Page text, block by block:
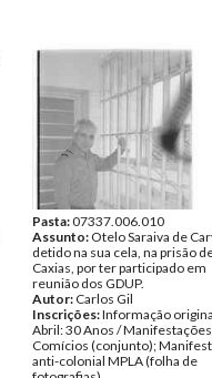
Pasta:07337.006.010
Assunto: Otelo Saraiva de
detido na sua cela, na prisão
Caxias, por ter participado em
reunião dos GDUP.
Autor: Carlos Gil
Inscrições:Informação
Abril: 30 Anos /
Comícios (conjunto);
anti-colonial MPLA (folha de